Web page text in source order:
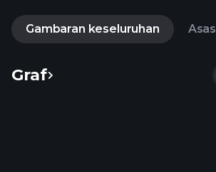
Gambaran keseluruhan Asas
Graf